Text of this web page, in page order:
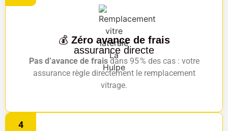
💰 Zéro avance de frais
assurance directe
Pas d’avance de fraisdans 95 % des cas : votre
assurance règle directement le remplacement
vitrage.
4